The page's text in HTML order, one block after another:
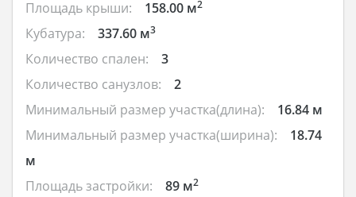
Площадь крыши: 158.00 м2
Кубатура: 337.60 м3
Количество спален:
3
Количество санузлов:
2
Минимальный размер участка(длина):
16.84 м
Минимальный размер участка(ширина):
18.74
м
Площадь застройки:
89 м2